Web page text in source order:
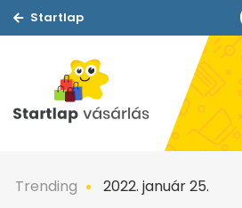
Startlap
Trending 2022. január 25.